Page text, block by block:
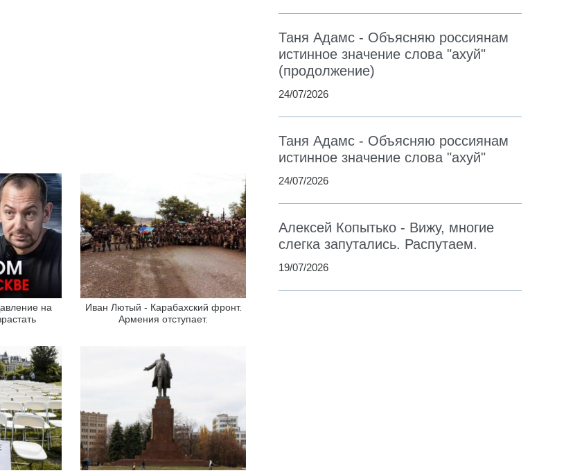
на
Иван Лютый - Карабахский фронт.
Армения отступает.
Таня Адамс - Объясняю россиянам
истинное значение слова "ахуй"
(продолжение)
24/07/2026
Таня Адамс - Объясняю россиянам
истинное значение слова "ахуй"
24/07/2026
Алексей Копытько - Вижу, многие
слегка запутались. Распутаем.
19/07/2026